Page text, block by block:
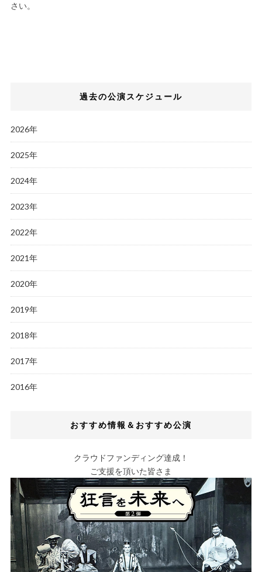
さい。
過去の公演スケジュール
2026年
2025年
2024年
2023年
2022年
2021年
2020年
2019年
2018年
2017年
2016年
おすすめ情報＆おすすめ公演
クラウドファンディング達成！
ご支援を頂いた皆さま